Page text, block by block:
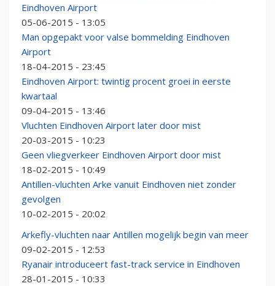
Eindhoven Airport
05-06-2015 - 13:05
Man opgepakt voor valse bommelding Eindhoven
Airport
18-04-2015 - 23:45
Eindhoven Airport: twintig procent groei in eerste
kwartaal
09-04-2015 - 13:46
Vluchten Eindhoven Airport later door mist
20-03-2015 - 10:23
Geen vliegverkeer Eindhoven Airport door mist
18-02-2015 - 10:49
Antillen-vluchten Arke vanuit Eindhoven niet zonder
gevolgen
10-02-2015 - 20:02
Arkefly-vluchten naar Antillen mogelijk begin van meer
09-02-2015 - 12:53
Ryanair introduceert fast-track service in Eindhoven
28-01-2015 - 10:33